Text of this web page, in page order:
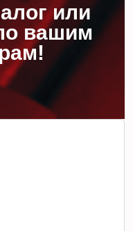
или
вашим